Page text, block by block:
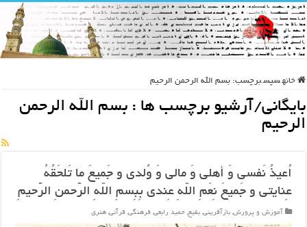
خانه سپس برچسب: بسم الله الرحمن الرحیم
بایگانی/آرشیو برچسب ها : بسم الله الرحمن
الرحیم
اُعیذُ نَفسی وَ أهلی وَ مالی وَ وُلدی و جَمیعَ ما تَلحَقُهُ
عِنایتی و جَمیعَ نِعَمِ اللّهِ عِندی بِبِسمِ اللّهِ الرَّحمنِ الرَّحیمِ
آموزش و پرورش, بازآفرینی, بقیع, حمید رابعی, فرهنگی, قرآنی, هنری